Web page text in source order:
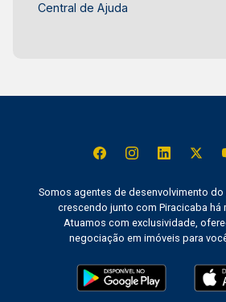
Central de Ajuda
Somos agentes de desenvolvimento
crescendo junto com Piracicaba há
Atuamos com exclusividade,
negociação em imóveis para